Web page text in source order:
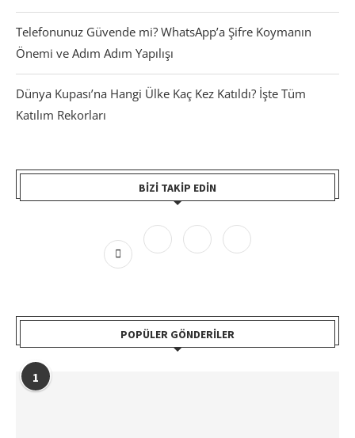
Telefonunuz Güvende mi? WhatsApp’a Şifre Koymanın
Önemi ve Adım Adım Yapılışı
Dünya Kupası’na Hangi Ülke Kaç Kez Katıldı? İşte Tüm
Katılım Rekorları
BIZI TAKIP EDIN
POPÜLER GÖNDERILER
1